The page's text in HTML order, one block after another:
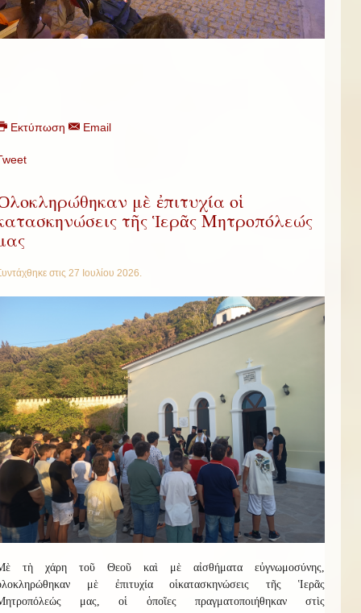
Εκτύπωση Email
μὲ ἐπιτυχία οἱ
τῆς Ἱερᾶς Μητροπόλεώς
στις 27 Ιουλίου 2026.
τὴ χάρη τοῦ Θεοῦ καὶ μὲ αἰσθήματα εὐγνωμοσύνης,
μὲ ἐπιτυχία οἱκατασκηνώσεις
τῆς Ἱερᾶς
μας, οἱ ὁποῖες πραγματοποιήθηκαν στὶς